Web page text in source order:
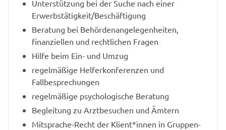
Unterstützung bei der Suche nach einer
Erwerbstätigkeit/Beschäftigung
Beratung bei Behördenangelegenheiten,
finanziellen und rechtlichen Fragen
Hilfe beim Ein- und Umzug
regelmäßige Helferkonferenzen und
Fallbesprechungen
regelmäßige psychologische Beratung
Begleitung zu Arztbesuchen und Ämtern
Mitsprache-Recht der Klient*innen in Gruppen-